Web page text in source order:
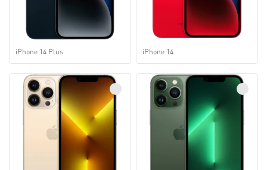
iPhone 14 Plus iPhone 14